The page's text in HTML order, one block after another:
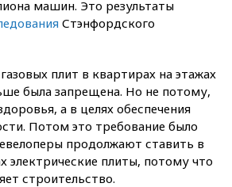
машин. Это результаты
Стэнфордского
плит в квартирах на этажах
была запрещена. Но не потому,
а в целях обеспечения
Потом это требование было
продолжают ставить в
электрические плиты, потому что
строительство.